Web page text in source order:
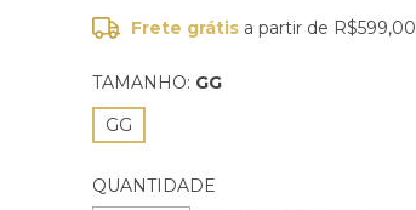
Frete grátis a partir de R$599,00
TAMANHO: GG
GG
QUANTIDADE